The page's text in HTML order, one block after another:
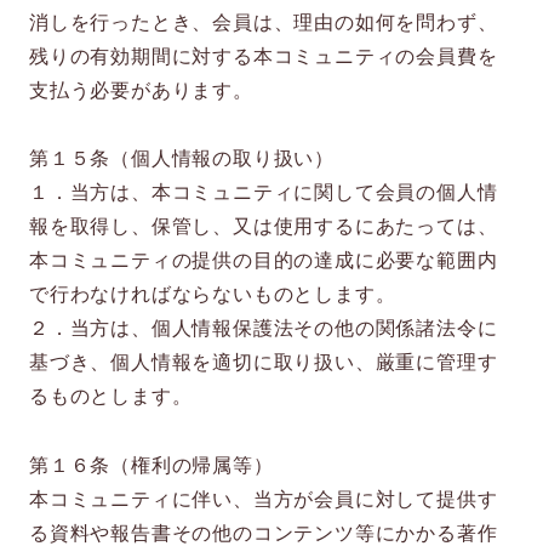
消しを行ったとき、会員は、理由の如何を問わず、
残りの有効期間に対する本コミュニティの会員費を
支払う必要があります。
第１５条（個人情報の取り扱い）
１．当方は、本コミュニティに関して会員の個人情
報を取得し、保管し、又は使用するにあたっては、
本コミュニティの提供の目的の達成に必要な範囲内
で行わなければならないものとします。
２．当方は、個人情報保護法その他の関係諸法令に
基づき、個人情報を適切に取り扱い、厳重に管理す
るものとします。
第１６条（権利の帰属等）
本コミュニティに伴い、当方が会員に対して提供す
る資料や報告書その他のコンテンツ等にかかる著作